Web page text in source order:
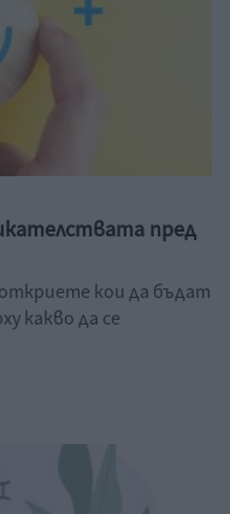
пред
кои да бъдат
какво да се